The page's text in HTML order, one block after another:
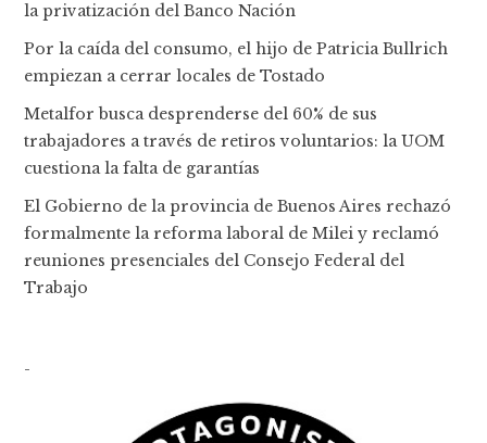
la privatización del Banco Nación
Por la caída del consumo, el hijo de Patricia Bullrich
empiezan a cerrar locales de Tostado
Metalfor busca desprenderse del 60% de sus
trabajadores a través de retiros voluntarios: la UOM
cuestiona la falta de garantías
El Gobierno de la provincia de Buenos Aires rechazó
formalmente la reforma laboral de Milei y reclamó
reuniones presenciales del Consejo Federal del
Trabajo
-